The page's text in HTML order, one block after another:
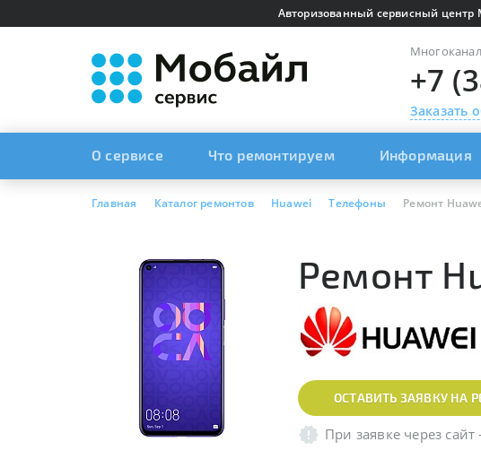
Авторизованный сервисный центр
+7
Заказать
О сервисе Что ремонтируем Информация
Главная Каталог ремонтов Huawei Телефоны Ремонт
Ремонт
ОСТАВИТЬ ЗАЯВКУ НА
При заявке через сайт